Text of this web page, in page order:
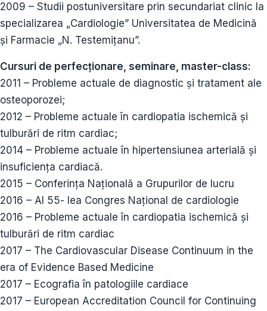
2009 – Studii postuniversitare prin secundariat clinic la
specializarea „Cardiologie” Universitatea de Medicină
și Farmacie „N. Testemițanu”.
Cursuri de perfecționare, seminare, master-class:
2011 – Probleme actuale de diagnostic și tratament ale
osteoporozei;
2012 – Probleme actuale în cardiopatia ischemică și
tulburări de ritm cardiac;
2014 – Probleme actuale în hipertensiunea arterială și
insuficiența cardiacă.
2015 – Conferința Națională a Grupurilor de lucru
2016 – Al 55- lea Congres Național de cardiologie
2016 – Probleme actuale în cardiopatia ischemică și
tulburări de ritm cardiac
2017 – The Cardiovascular Disease Continuum in the
era of Evidence Based Medicine
2017 – Ecografia în patologiile cardiace
2017 – European Accreditation Council for Continuing